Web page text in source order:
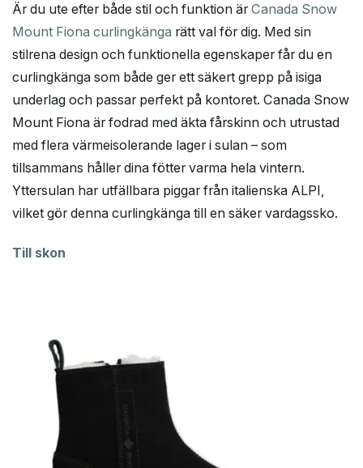
Är du ute efter både stil och funktion ärCanada Snow
Mount Fiona curlingkänga rätt val för dig. Med sin
stilrena design och funktionella egenskaper får du en
curlingkänga som både ger ett säkert grepp på isiga
underlag och passar perfekt på kontoret. Canada Snow
Mount Fiona är fodrad med äkta fårskinn och utrustad
med flera värmeisolerande lager i sulan – som
tillsammans håller dina fötter varma hela vintern.
Yttersulan har utfällbara piggar från italienska ALPI,
vilket gör denna curlingkänga till en säker vardagssko.
Till skon